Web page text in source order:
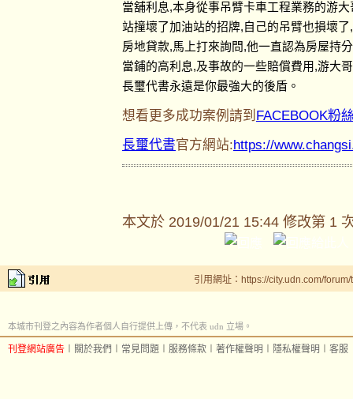
當舖利息,本身從事吊臂卡車工程業務的游
站撞壞了加油站的招牌,自己的吊臂也損壞
房地貸款,馬上打來詢問,他一直認為房屋持
當鋪的高利息,及事故的一些賠償費用,游大
長璽代書永遠是你最強大的後盾。
想看更多成功案例請到 FACEBOOK粉
長璽代書官方網站:https://
本文於 2019/01/21 15:44 修改第 1
引用網址：https://city.udn.com/
本城市刊登之內容為作者個人自行提供上傳，不代表 udn 立場。
刊登網站廣告 關於我們 常見問題 服務條款 著作權聲明 隱私權聲明 客服